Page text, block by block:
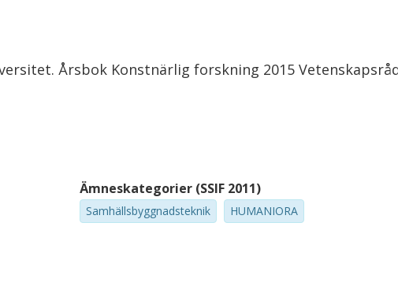
Årsbok Konstnärlig forskning 2015
Ämneskategorier (SSIF 2011)
Samhällsbyggnadsteknik HUMANIORA